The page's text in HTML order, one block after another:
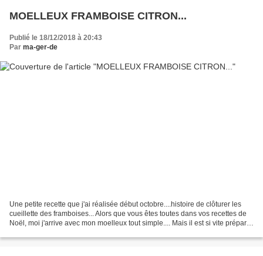
MOELLEUX FRAMBOISE CITRON...
Publié le 18/12/2018 à 20:43
Par ma-ger-de
Une petite recette que j'ai réalisée début octobre....histoire de clôturer les
cueillette des framboises... Alors que vous êtes toutes dans vos recettes de
Noël, moi j'arrive avec mon moelleux tout simple.... Mais il est si vite préparé